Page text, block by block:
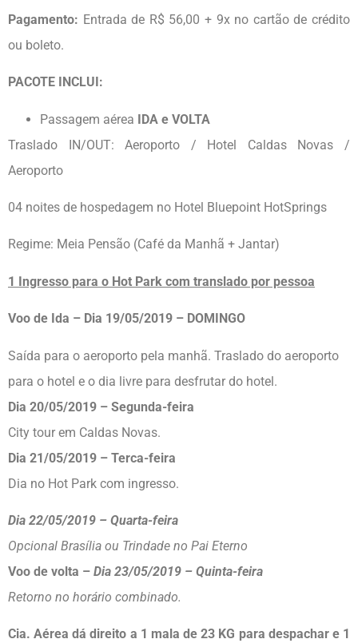
Pagamento: Entrada de R$ 56,00 + 9x no cartão de crédito
ou boleto.
PACOTE INCLUI:
Passagem aérea IDA e VOLTA
Traslado IN/OUT: Aeroporto / Hotel Caldas Novas /
Aeroporto
04 noites de hospedagem no Hotel Bluepoint HotSprings
Regime: Meia Pensão (Café da Manhã + Jantar)
1 Ingresso para o Hot Park com translado por pessoa
Voo de Ida – Dia 19/05/2019 – DOMINGO
Saída para o aeroporto pela manhã. Traslado do aeroporto
para o hotel e o dia livre para desfrutar do hotel.
Dia 20/05/2019 – Segunda-feira
City tour em Caldas Novas.
Dia 21/05/2019 – Terca-feira
Dia no Hot Park com ingresso.
Dia 22/05/2019 – Quarta-feira
Opcional Brasília ou Trindade no Pai Eterno
Voo de volta – Dia 23/05/2019 – Quinta-feira
Retorno no horário combinado.
Cia. Aérea dá direito a 1 mala de 23 KG para despachar e 1